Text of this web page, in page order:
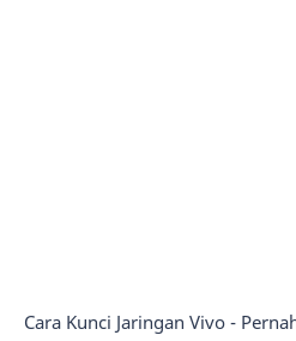
Cara Kunci Jaringan Vivo -